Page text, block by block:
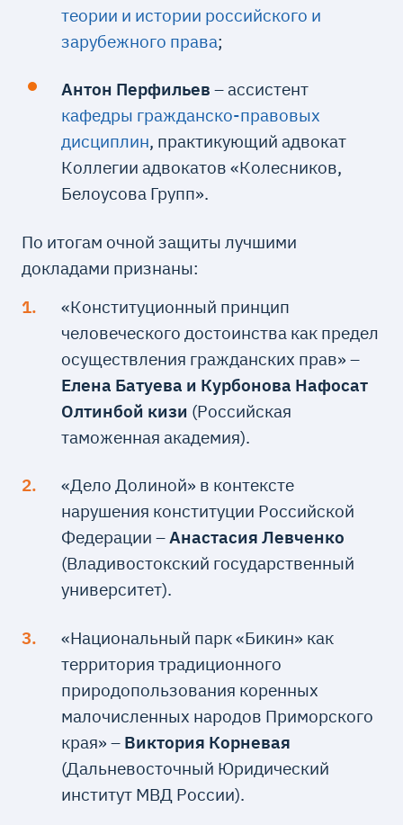
теории и истории российского и
зарубежного права;
Антон Перфильев – ассистент
кафедры гражданско-правовых
дисциплин, практикующий адвокат
Коллегии адвокатов «Колесников,
Белоусова Групп».
По итогам очной защиты лучшими
докладами признаны:
«Конституционный принцип
человеческого достоинства как предел
осуществления гражданских прав» –
Елена Батуева и Курбонова Нафосат
Олтинбой кизи (Российская
таможенная академия).
«Дело Долиной» в контексте
нарушения конституции Российской
Федерации –Анастасия Левченко
(Владивостокский государственный
университет).
«Национальный парк «Бикин» как
территория традиционного
природопользования коренных
малочисленных народов Приморского
края» – Виктория Корневая
(Дальневосточный Юридический
институт МВД России).